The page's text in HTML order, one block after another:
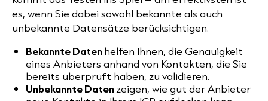
es, wenn Sie dabei sowohl bekannte als auch
unbekannte Datensätze berücksichtigen.
Bekannte Datenhelfen Ihnen, die Genauigkeit
eines Anbieters anhand von Kontakten, die Sie
bereits überprüft haben, zu validieren.
Unbekannte Datenzeigen, wie gut der Anbieter